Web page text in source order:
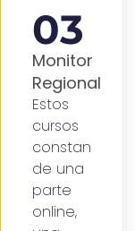
03
Monitor
Regional
Estos
cursos
constan
de una
parte
online,